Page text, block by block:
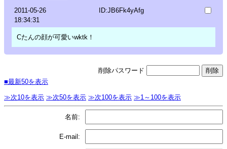
2011-05-26
18:34:31
ID:JB6Fk4yAfg
Cたんの顔が可愛いwktk！
削除パスワード
■最新50を表示
≫次10を表示 ≫次50を表示 ≫次100を表示 ≫1～100を表示
名前:
E-mail: